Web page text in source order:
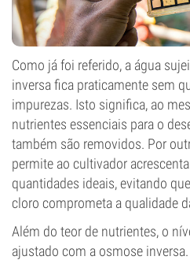
Como já foi referido, a água
inversa fica praticamente sem
impurezas. Isto significa, ao
nutrientes essenciais para o
também são removidos. Por
permite ao cultivador
quantidades ideais, evitando
cloro comprometa a qualidade
Além do teor de nutrientes, o
ajustado com a osmose